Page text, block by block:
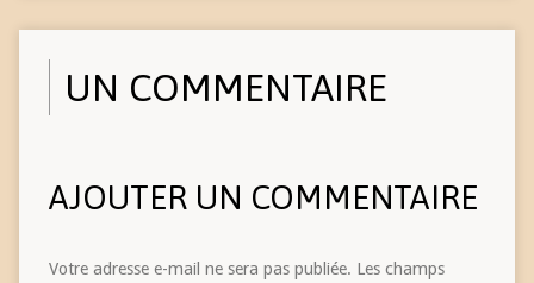
UN COMMENTAIRE
AJOUTER UN COMMENTAIRE
Votre adresse e-mail ne sera pas publiée. Les champs